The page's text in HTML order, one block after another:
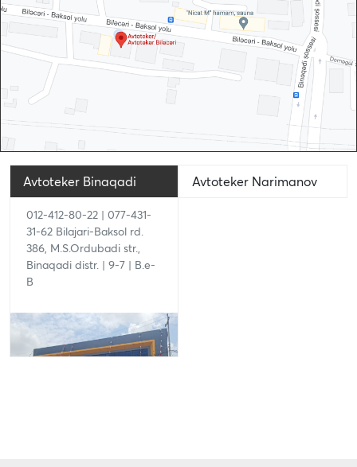
Avtoteker Binaqadi
012-412-80-22 | 077-431-
31-62 Bilajari-Baksol rd.
386, M.S.Ordubadi str.,
Binaqadi distr. | 9-7 | B.e-
B
Avtoteker Narimanov